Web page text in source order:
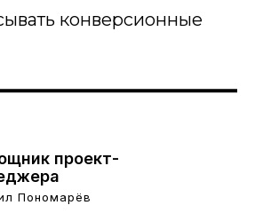
конверсионные
проект-
Пономарёв